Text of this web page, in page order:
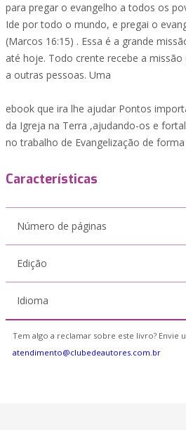
para pregar o evangelho a todos os
Ide por todo o mundo, e pregai o
(Marcos 16:15) . Essa é a grande
até hoje. Todo crente recebe a
a outras pessoas. Uma
ebook que ira lhe ajudar Pontos
da Igreja na Terra ,ajudando-os e
no trabalho de Evangelização de
Características
Número de páginas
Edição
Idioma
Tem algo a reclamar sobre este livro? Envie
atendimento@clubedeautores.com.br